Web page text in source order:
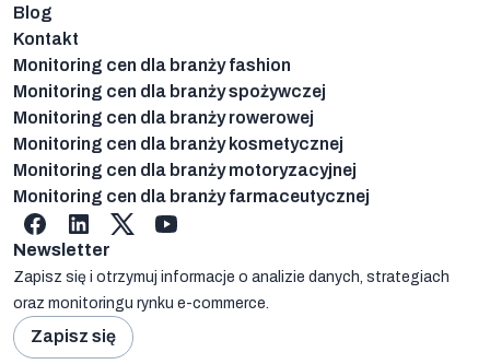
Blog
Kontakt
Monitoring cen dla branży fashion
Monitoring cen dla branży spożywczej
Monitoring cen dla branży rowerowej
Monitoring cen dla branży kosmetycznej
Monitoring cen dla branży motoryzacyjnej
Monitoring cen dla branży farmaceutycznej
Facebook
linkedin
Newsletter
Zapisz się i otrzymuj informacje o analizie danych, strategiach
oraz monitoringu rynku e-commerce.
Zapisz się